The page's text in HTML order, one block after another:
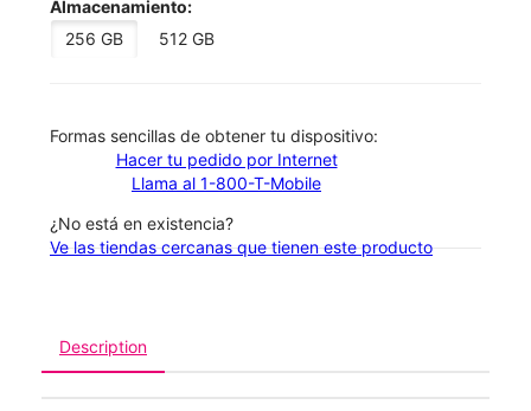
Almacenamiento:
256 GB
512 GB
​​​​​​​Formas sencillas de obtener tu dispositivo:
Hacer tu pedido por Internet
Llama al 1-800-T-Mobile
¿No está en existencia?
Ve las tiendas cercanas que tienen este producto
Description